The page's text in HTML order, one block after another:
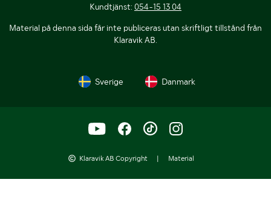
Kundtjänst: 054-15 13 04
Material på denna sida får inte publiceras utan skriftligt tillstånd från
Klaravik AB.
Sverige Danmark
Klaravik AB Copyright | Material